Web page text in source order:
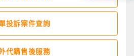
投訴案件查詢
代購售後服務